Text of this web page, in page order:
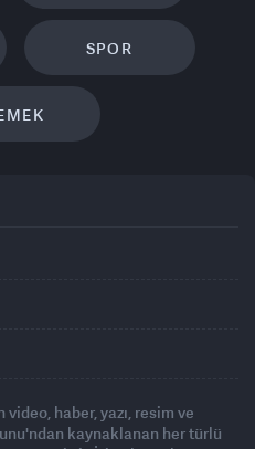
SPOR
haber, yazı, resim ve
kaynaklanan her türlü